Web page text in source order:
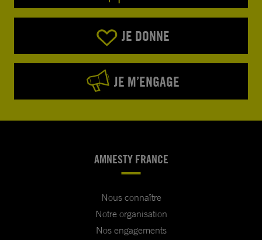
JE DONNE
JE M’ENGAGE
AMNESTY FRANCE
Nous connaître
Notre organisation
Nos engagements